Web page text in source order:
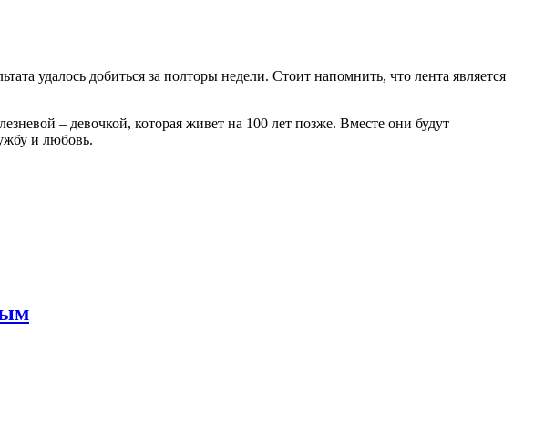
удалось добиться за полторы недели. Стоит напомнить, что лента является
– девочкой, которая живет на 100 лет позже. Вместе они будут
и любовь.